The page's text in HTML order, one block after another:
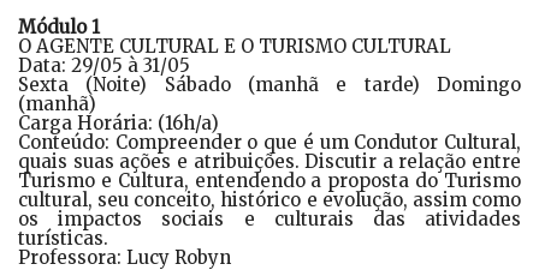
Módulo 1
O AGENTE CULTURAL E O TURISMO CULTURAL
Data: 29/05 à 31/05
Sexta (Noite) Sábado (manhã e tarde) Domingo
(manhã)
Carga Horária: (16h/a)
Conteúdo: Compreender o que é um Condutor Cultural,
quais suas ações e atribuições. Discutir a relação entre
Turismo e Cultura, entendendo a proposta do Turismo
cultural, seu conceito, histórico e evolução, assim como
os impactos sociais e culturais das atividades
turísticas.
Professora: Lucy Robyn